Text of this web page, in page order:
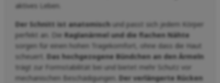
aktives Leben.
Der Schnitt ist anatomisch und passt sich jedem Körper
perfekt an. Die Raglanärmel und die flachen Nähte
sorgen für einen hohen Tragekomfort, ohne dass die Haut
scheuert. Das hochgezogene Bündchen an den Ärmeln
trägt zur Formstabilität bei und bietet mehr Schutz vor
mechanischen Beschädigungen. Der verlängerte Rücken